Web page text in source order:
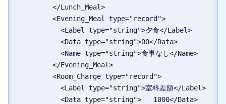
        </Lunch_Meal>
        <Evening_Meal type="record">
          <Label type="string">夕食</Label>
          <Data type="string">00</Data>
          <Name type="string">食事なし</Name>
        </Evening_Meal>
        <Room_Charge type="record">
          <Label type="string">室料差額</Label>
          <Data type="string">   1000</Data>